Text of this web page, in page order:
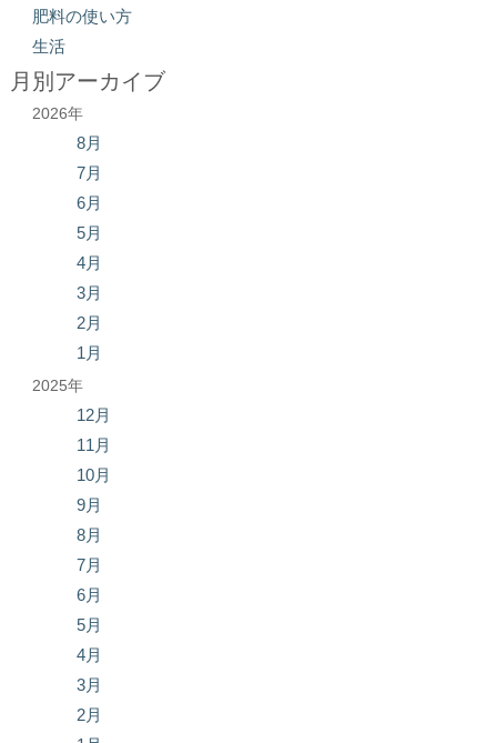
肥料の使い方
生活
月別アーカイブ
2026年
8月
7月
6月
5月
4月
3月
2月
1月
2025年
12月
11月
10月
9月
8月
7月
6月
5月
4月
3月
2月